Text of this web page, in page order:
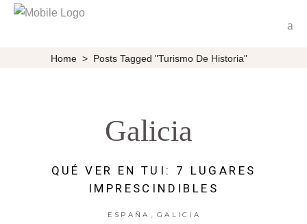
Home > Posts Tagged "turismo De Historia"
Galicia
QUÉ VER EN TUI: 7 LUGARES
IMPRESCINDIBLES
ESPAÑA , GALICIA